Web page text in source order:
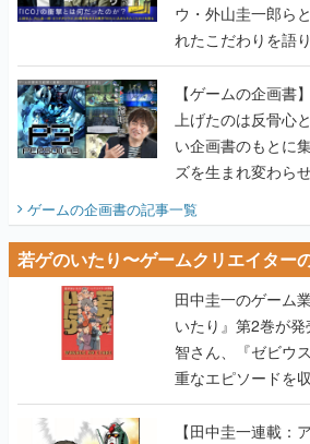
ウ・外山圭一郎ら
れたこだわりを語
画書】
【ゲームの企画書
上げたのは反骨心
い企画書のもとに
ズを生まれ変わら
ビュー】
ゲームの企画書の記事一覧
若ゲのいたり〜ゲームクリエイター
田中圭一のゲーム
いたり』第2巻が
智さん、『ゼビウ
重なエピソードを
【田中圭一連載：ア